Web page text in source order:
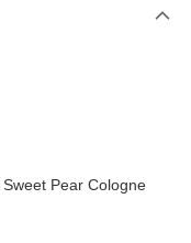
Pear Cologne